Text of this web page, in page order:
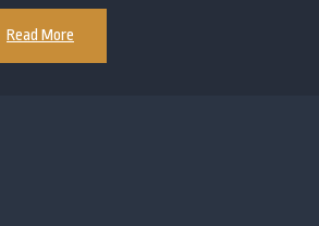
Read More